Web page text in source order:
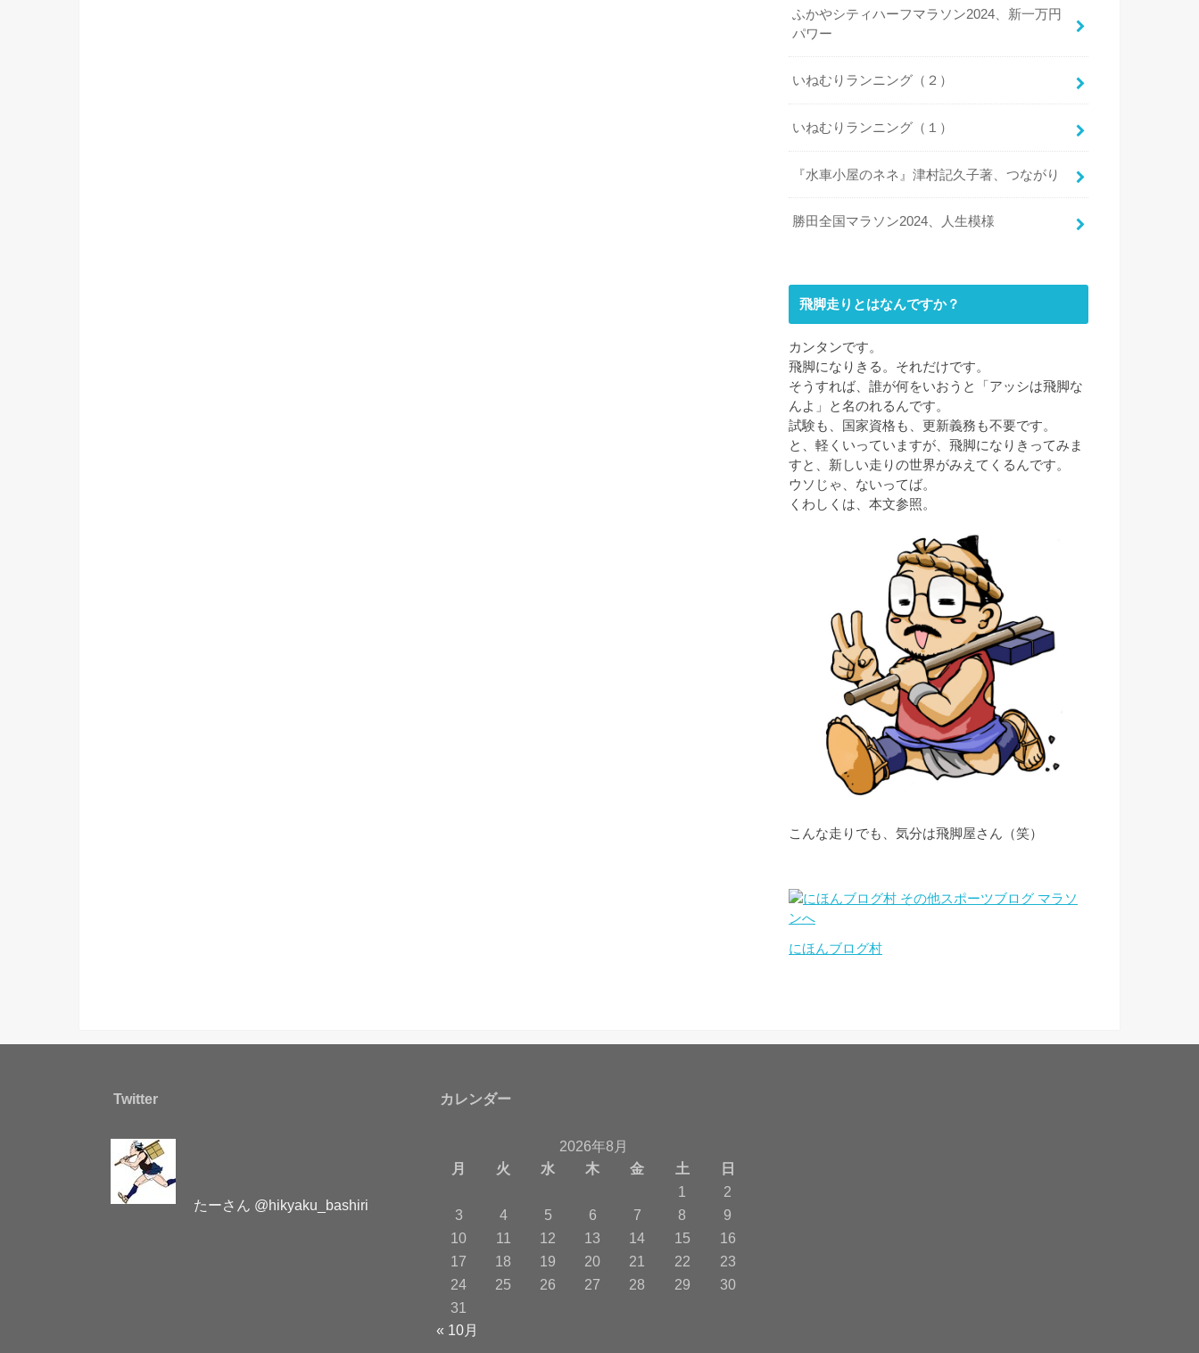
ふかやシティハーフマラソン2024、新一万円
パワー
いねむりランニング（２）
いねむりランニング（１）
『水車小屋のネネ』津村記久子著、つながり
勝田全国マラソン2024、人生模様
飛脚走りとはなんですか？
カンタンです。
飛脚になりきる。それだけです。
そうすれば、誰が何をいおうと「アッシは飛脚な
んよ」と名のれるんです。
試験も、国家資格も、更新義務も不要です。
と、軽くいっていますが、飛脚になりきってみま
すと、新しい走りの世界がみえてくるんです。
ウソじゃ、ないってば。
くわしくは、本文参照。
こんな走りでも、気分は飛脚屋さん（笑）
にほんブログ村
Twitter
たーさん @hikyaku_bashiri
カレンダー
2026年8月
月
火 水 木 金 土
日
1
2
3
4 5 6 7 8
9
10
11 12 13 14 15
16
17
18 19 20 21 22
23
24
25 26 27 28 29
30
31
« 10月